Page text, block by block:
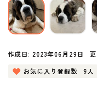
作成日:2023年06月29日
お気に入り登録数
9人